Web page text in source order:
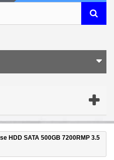
HDD SATA 500GB 7200RMP 3.5